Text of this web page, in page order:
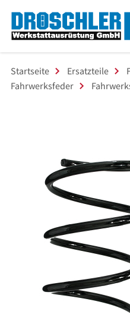
Startseite Ersatzteile
Fahrwerksfeder